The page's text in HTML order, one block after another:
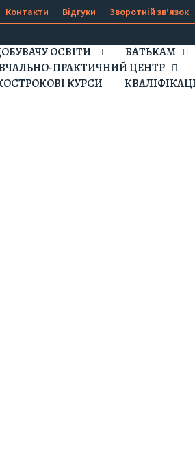
Контакти Відгуки Зворотній зв’язок
ОСВІТИ БАТЬКАМ
ПРАКТИЧНИЙ ЦЕНТР
КУРСИ